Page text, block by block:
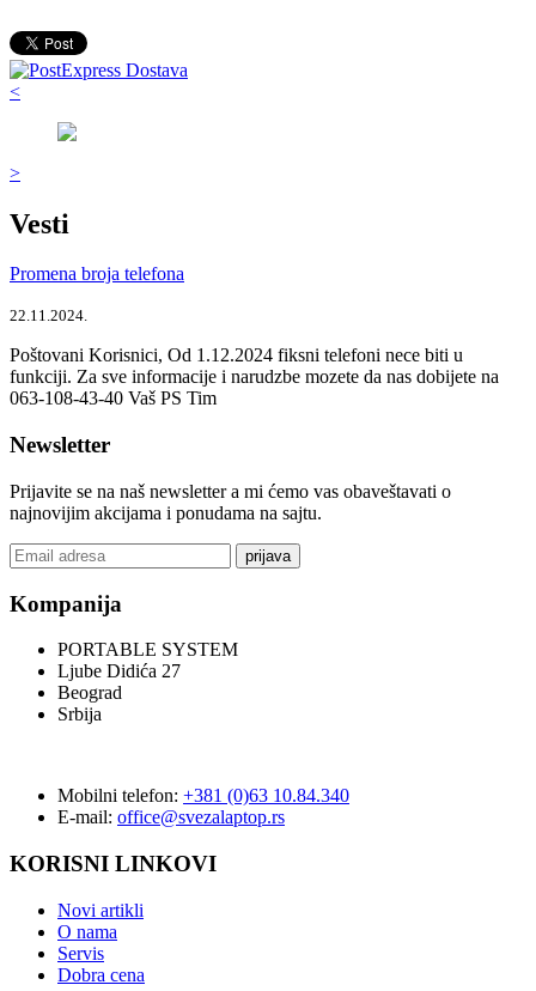
<
>
Vesti
Promena broja telefona
22.11.2024.
Poštovani Korisnici, Od 1.12.2024 fiksni telefoni nece biti u
funkciji. Za sve informacije i narudzbe mozete da nas dobijete na
063-108-43-40 Vaš PS Tim
Newsletter
Prijavite se na naš newsletter a mi ćemo vas obaveštavati o
najnovijim akcijama i ponudama na sajtu.
prijava
Kompanija
PORTABLE SYSTEM
Ljube Didića 27
Beograd
Srbija
Mobilni telefon: +381 (0)63 10.84.340
E-mail: office@svezalaptop.rs
KORISNI LINKOVI
Novi artikli
O nama
Servis
Dobra cena